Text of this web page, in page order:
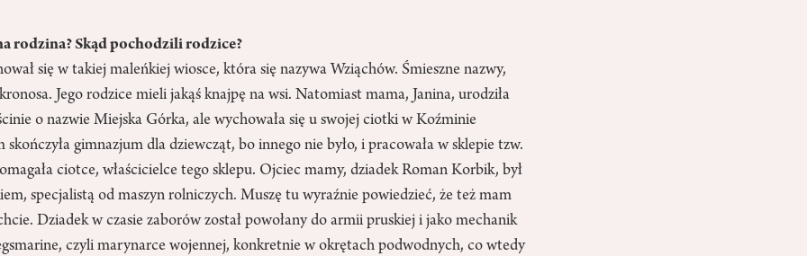
rodzina? Skąd pochodzili rodzice?
się w takiej maleńkiej wiosce, która się nazywa Wziąchów. Śmieszne nazwy,
Jego rodzice mieli jakąś knajpę na wsi. Natomiast mama, Janina, urodziła
o nazwie Miejska Górka, ale wychowała się u swojej ciotki w Koźminie
gimnazjum dla dziewcząt, bo innego nie było, i pracowała w sklepie tzw.
ciotce, właścicielce tego sklepu. Ojciec mamy, dziadek Roman Korbik, był
specjalistą od maszyn rolniczych. Muszę tu wyraźnie powiedzieć, że też mam
Dziadek w czasie zaborów został powołany do armii pruskiej i jako mechanik
czyli marynarce wojennej, konkretnie w okrętach podwodnych, co wtedy